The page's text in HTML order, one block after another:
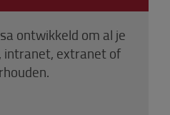
ontwikkeld om al je
intranet, extranet of